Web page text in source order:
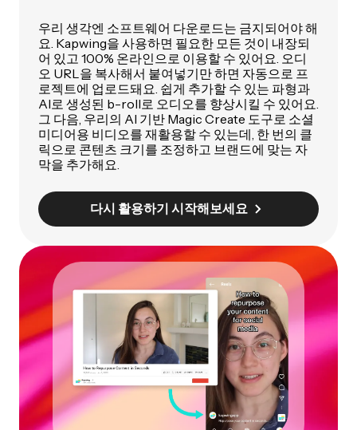
우리 생각엔 소프트웨어 다운로드는 금지되어야 해
요. Kapwing을 사용하면 필요한 모든 것이 내장되
어 있고 100% 온라인으로 이용할 수 있어요. 오디
오 URL을 복사해서 붙여넣기만 하면 자동으로 프
로젝트에 업로드돼요. 쉽게 추가할 수 있는 파형과
AI로 생성된 b-roll로 오디오를 향상시킬 수 있어요.
그 다음, 우리의 AI 기반 Magic Create 도구로 소셜
미디어용 비디오를 재활용할 수 있는데, 한 번의 클
릭으로 콘텐츠 크기를 조정하고 브랜드에 맞는 자
막을 추가해요.
다시 활용하기 시작해보세요